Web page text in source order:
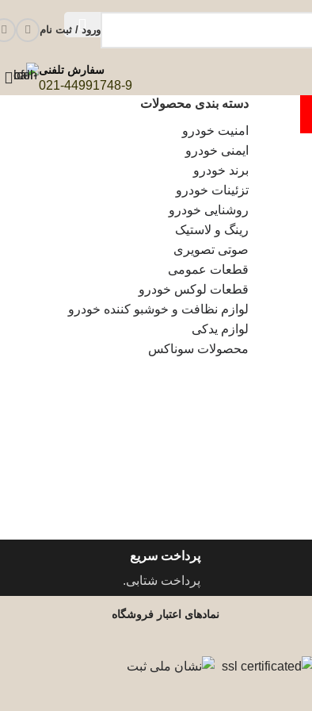
ورود / ثبت نام
سفارش تلفنی
021-44991748-9
دسته بندی محصولات
امنیت خودرو
ایمنی خودرو
برند خودرو
تزئینات خودرو
روشنایی خودرو
رینگ و لاستیک
صوتی تصویری
قطعات عمومی
قطعات لوکس خودرو
لوازم نظافت و خوشبو کننده خودرو
لوازم یدکی
محصولات سوناکس
پرداخت سریع
پرداخت شتابی.
نمادهای اعتبار فروشگاه